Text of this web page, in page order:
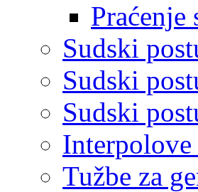
Praćenje
Sudski
Sudski
Sudski
Tužbe za